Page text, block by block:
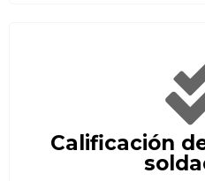
Calificación